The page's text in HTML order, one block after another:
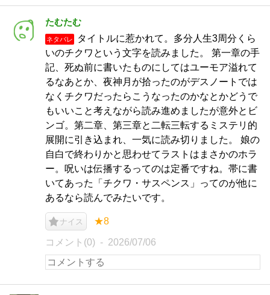
たむたむ
ネタバレ
タイトルに惹かれて。多分人生3周分くら
いのチクワという文字を読みました。 第一章の手
記、死ぬ前に書いたものにしてはユーモア溢れて
るなあとか、夜神月が拾ったのがデスノートでは
なくチクワだったらこうなったのかなとかどうで
もいいこと考えながら読み進めましたが意外とビ
ンゴ。第二章、第三章と二転三転するミステリ的
展開に引き込まれ、一気に読み切りました。 娘の
自白で終わりかと思わせてラストはまさかのホラ
ー。呪いは伝播するってのは定番ですね。帯に書
いてあった「チクワ・サスペンス」ってのが他に
あるなら読んでみたいです。
ナイス ★8
コメント(0) 2026/07/06